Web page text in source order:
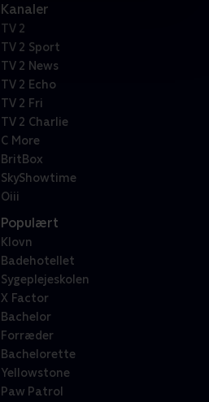
Kanaler
TV 2
TV 2 Sport
TV 2 News
TV 2 Echo
TV 2 Fri
TV 2 Charlie
C More
BritBox
SkyShowtime
Oiii
Populært
Klovn
Badehotellet
Sygeplejeskolen
X Factor
Bachelor
Forræder
Bachelorette
Yellowstone
Paw Patrol